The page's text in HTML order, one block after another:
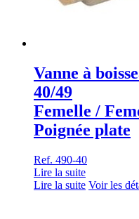
Vanne à
40/49
Femelle /
Poignée plate
Ref. 490-40
Lire la suite
Lire la suite Voir les